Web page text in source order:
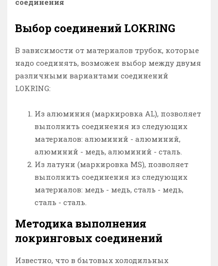
Выбор соединений LOKRING
В зависимости от материалов трубок, которые
надо соединять, возможен выбор между двумя
различными вариантами соединений
LOKRING:
Из алюминия (маркировка AL), позволяет
выполнить соединения из следующих
материалов: алюминий - алюминий,
алюминий - медь, алюминий - сталь.
Из латуни (маркировка MS), позволяет
выполнить соединения из следующих
материалов: медь - медь, сталь - медь,
сталь - сталь.
Методика выполнения
локринговых соединений
Известно, что в бытовых холодильных